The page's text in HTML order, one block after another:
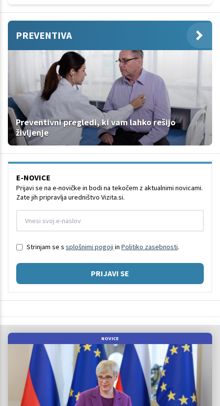
PREVENTIVA
Preventivni pregledi, ki vam lahko rešijo
življenje
E-NOVICE
Prijavi se na e-novičke in bodi na tekočem z aktualnimi novicami.
Zate jih pripravlja uredništvo Vizita.si.
Strinjam se s splošnimi pogoji in Politiko zasebnosti.
PRIJAVI SE
NOVICE